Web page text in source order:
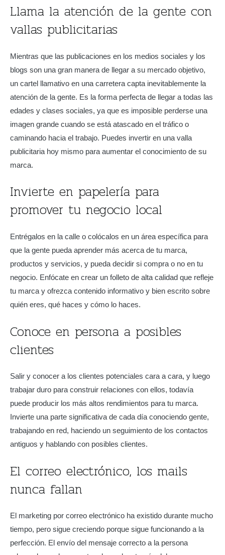
Llama la atención de la gente con
vallas publicitarias
Mientras que las publicaciones en los medios sociales y los
blogs son una gran manera de llegar a su mercado objetivo,
un cartel llamativo en una carretera capta inevitablemente la
atención de la gente. Es la forma perfecta de llegar a todas las
edades y clases sociales, ya que es imposible perderse una
imagen grande cuando se está atascado en el tráfico o
caminando hacia el trabajo. Puedes invertir en una valla
publicitaria hoy mismo para aumentar el conocimiento de su
marca.
Invierte en papelería para
promover tu negocio local
Entrégalos en la calle o colócalos en un área específica para
que la gente pueda aprender más acerca de tu marca,
productos y servicios, y pueda decidir si compra o no en tu
negocio. Enfócate en crear un folleto de alta calidad que refleje
tu marca y ofrezca contenido informativo y bien escrito sobre
quién eres, qué haces y cómo lo haces.
Conoce en persona a posibles
clientes
Salir y conocer a los clientes potenciales cara a cara, y luego
trabajar duro para construir relaciones con ellos, todavía
puede producir los más altos rendimientos para tu marca.
Invierte una parte significativa de cada día conociendo gente,
trabajando en red, haciendo un seguimiento de los contactos
antiguos y hablando con posibles clientes.
El correo electrónico, los mails
nunca fallan
El marketing por correo electrónico ha existido durante mucho
tiempo, pero sigue creciendo porque sigue funcionando a la
perfección. El envío del mensaje correcto a la persona